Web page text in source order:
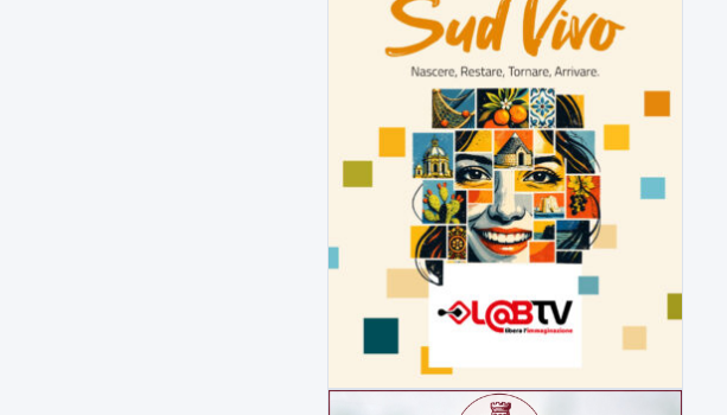
7 AGOSTO 2026 CRONACA
Malore o aggressione? Sarà
l'autopsia a chiarire il giallo di Villa
Sarà affidato con ogni probabilità all'inizio
della prossima settimana l'incarico...